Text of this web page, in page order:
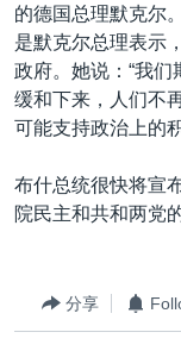
的德国总理默克尔
是默克尔总理表示
政府。她说：“我
缓和下来，人们不
可能支持政治上的
布什总统很快将宣
院民主和共和两党
分享